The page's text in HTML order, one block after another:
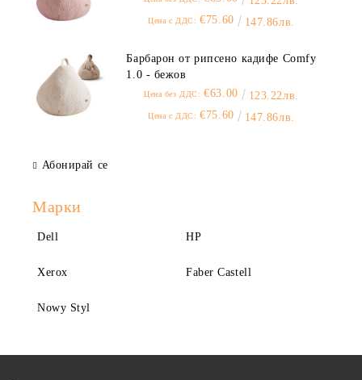
Цена с ДДС: €75.60 147.86лв.
Барбарон от рипсено кадифе Comfy
1.0 - бежов
Цена без ДДС: €63.00 123.22лв.
Цена с ДДС: €75.60 147.86лв.
Абонирай се
Марки
Dell HP
Xerox Faber Castell
Nowy Styl